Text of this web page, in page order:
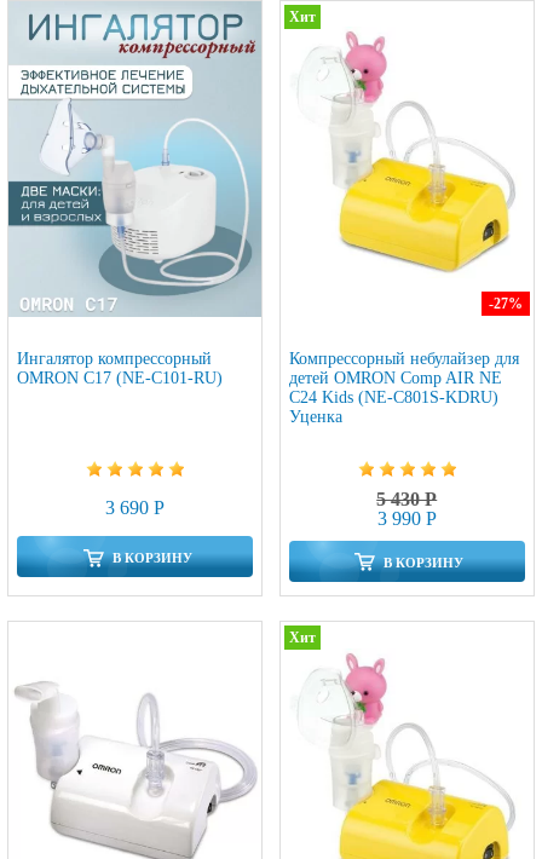
Ингалятор компрессорный
OMRON C17 (NE-C101-RU)
3 690 Р
В КОРЗИНУ
Хит
-27%
Компрессорный небулайзер для
детей OMRON Comp AIR NE
C24 Kids (NE-C801S-KDRU)
Уценка
5 430 Р
3 990 Р
В КОРЗИНУ
Хит